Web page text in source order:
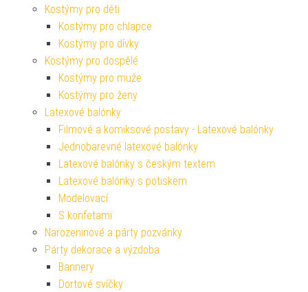
Kostýmy pro děti
Kostýmy pro chlapce
Kostýmy pro dívky
Kostýmy pro dospělé
Kostýmy pro muže
Kostýmy pro ženy
Latexové balónky
Filmové a komiksové postavy - Latexové balónky
Jednobarevné latexové balónky
Latexové balónky s českým textem
Latexové balónky s potiskem
Modelovací
S konfetami
Narozeninové a párty pozvánky
Párty dekorace a výzdoba
Bannery
Dortové svíčky